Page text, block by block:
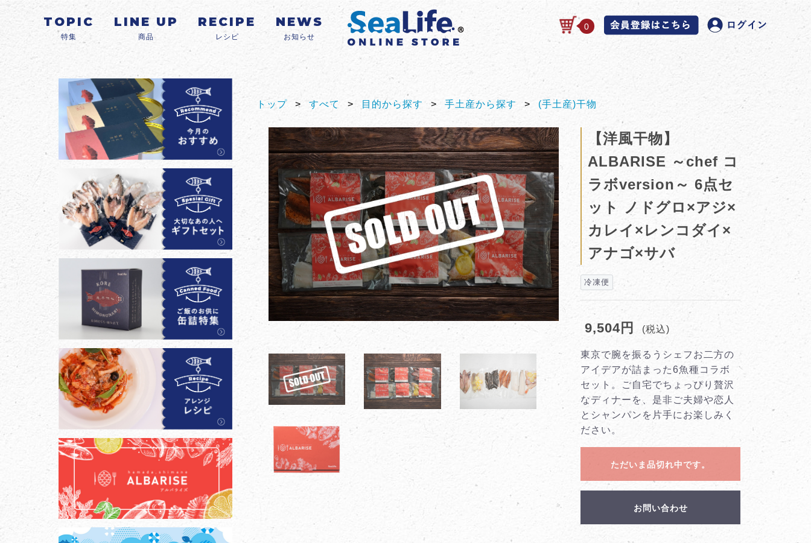
TOPIC
特集
LINE UP
商品
RECIPE
レシピ
NEWS
お知らせ
0
トップ > すべて > 目的から探す > 手土産から探す > (手土産)干物
【洋風干物】
ALBARISE ～chef コ
ラボversion～ 6点セ
ット ノドグロ×アジ×
カレイ×レンコダイ×
アナゴ×サバ
冷凍便
9,504円 (税込)
東京で腕を振るうシェフお二方の
アイデアが詰まった6魚種コラボ
セット。ご自宅でちょっぴり贅沢
なディナーを、是非ご夫婦や恋人
とシャンパンを片手にお楽しみく
ださい。
ただいま品切れ中です。
お問い合わせ